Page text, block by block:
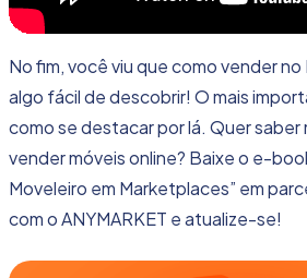
No fim, você viu que como vender
algo fácil de descobrir! O mais
como se destacar por lá. Quer saber
vender móveis online? Baixe o e-
Moveleiro em Marketplaces” em
com o ANYMARKET e atualize-se!